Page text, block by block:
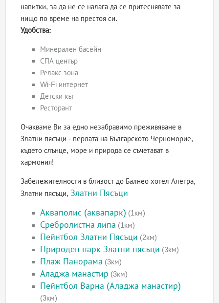
напитки, за да не се налага да се притеснявате за
нищо по време на престоя си.
Удобства:
Минерален басейн
СПА център
Релакс зона
Wi-Fi интернет
Детски кът
Ресторант
Очакваме Ви за едно незабравимо преживяване в
Златни пясъци - перлата на Българското Черноморие,
където слънце, море и природа се съчетават в
хармония!
Забележителности в близост до Балнео хотел Алегра,
Златни пясъци, Златни Пясъци
Акваполис (аквапарк) (1км)
Сребролистна липа (1км)
Пейнтбол Златни Пясъци (2км)
Природен парк Златни пясъци (3км)
Плаж Панорама (3км)
Аладжа манастир (3км)
Пейнтбол Варна (Аладжа манастир)
(3км)